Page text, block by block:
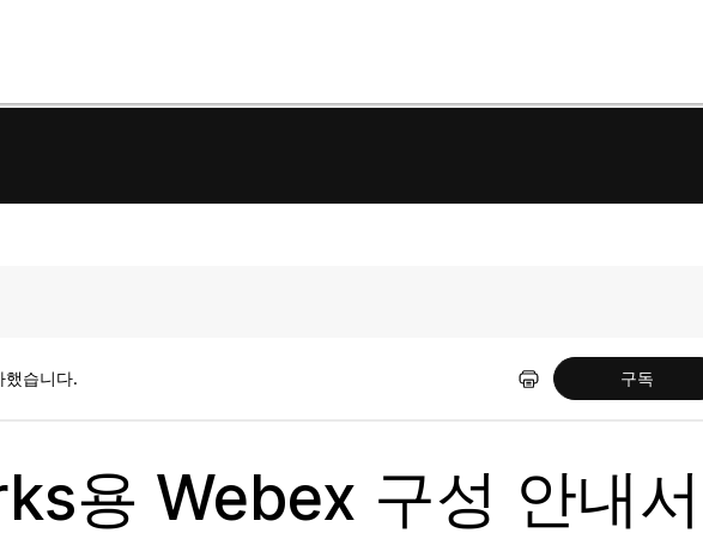
했습니다. 구독
용 Webex 구성 안내서